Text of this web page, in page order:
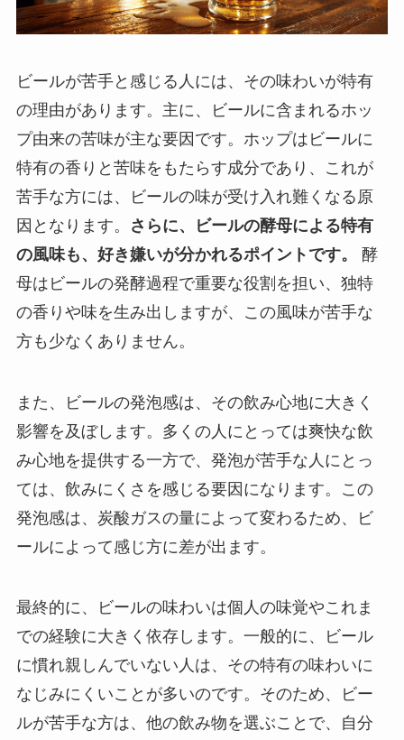
ビールが苦手と感じる人には、その味わいが特有
の理由があります。主に、ビールに含まれるホッ
プ由来の苦味が主な要因です。ホップはビールに
特有の香りと苦味をもたらす成分であり、これが
苦手な方には、ビールの味が受け入れ難くなる原
因となります。
さらに、ビールの酵母による特有
の風味も、好き嫌いが分かれるポイントです。
酵
母はビールの発酵過程で重要な役割を担い、独特
の香りや味を生み出しますが、この風味が苦手な
方も少なくありません。
また、ビールの発泡感は、その飲み心地に大きく
影響を及ぼします。多くの人にとっては爽快な飲
み心地を提供する一方で、発泡が苦手な人にとっ
ては、飲みにくさを感じる要因になります。この
発泡感は、炭酸ガスの量によって変わるため、ビ
ールによって感じ方に差が出ます。
最終的に、ビールの味わいは個人の味覚やこれま
での経験に大きく依存します。一般的に、ビール
に慣れ親しんでいない人は、その特有の味わいに
なじみにくいことが多いのです。そのため、ビー
ルが苦手な方は、他の飲み物を選ぶことで、自分